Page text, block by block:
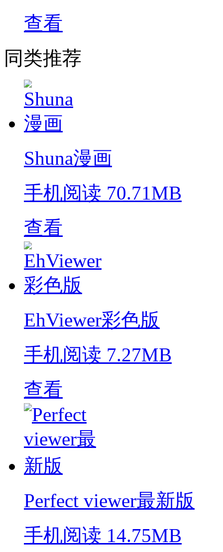
查看
同类推荐
Shuna漫画
手机阅读 70.71MB
查看
EhViewer彩色版
手机阅读 7.27MB
查看
Perfect viewer最新版
手机阅读 14.75MB